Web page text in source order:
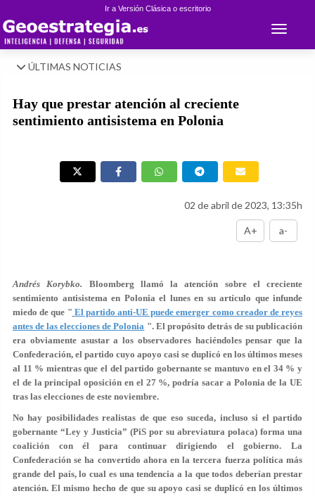
Ir a Versión Clásica o escritorio
Toggle
ÚLTIMAS NOTICIAS
Hay que prestar atención al creciente
sentimiento antisistema en Polonia
02 de abril de 2023, 13:35h
A+ a-
Andrés Korybko. Bloomberg llamó la atención sobre el creciente
sentimiento antisistema en Polonia el lunes en su artículo que infunde
miedo de que " El partido anti-UE puede emerger como creador de reyes
antes de las elecciones de Polonia ". El propósito detrás de su publicación
era obviamente asustar a los observadores haciéndoles pensar que la
Confederación, el partido cuyo apoyo casi se duplicó en los últimos meses
al 11 % mientras que el del partido gobernante se mantuvo en el 34 % y
el de la principal oposición en el 27 %, podría sacar a Polonia de la UE
tras las elecciones de este noviembre.
No hay posibilidades realistas de que eso suceda, incluso si el partido
gobernante “Ley y Justicia” (PiS por su abreviatura polaca) forma una
coalición con él para continuar dirigiendo el gobierno. La
Confederación se ha convertido ahora en la tercera fuerza política más
grande del país, lo cual es una tendencia a la que todos deberían prestar
atención. El mismo hecho de que su apoyo casi se duplicó en los últimos